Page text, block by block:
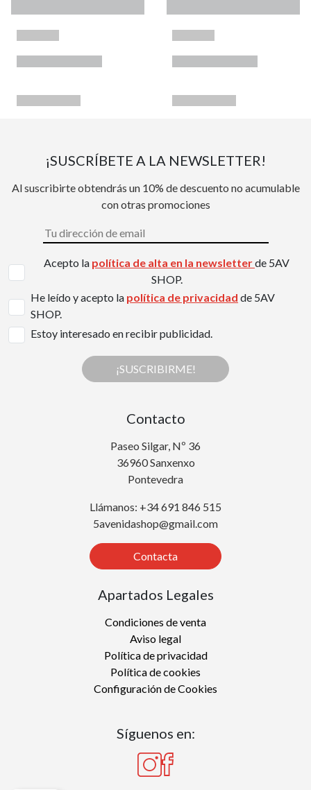
¡SUSCRÍBETE A LA NEWSLETTER!
Al suscribirte obtendrás un 10% de descuento no acumulable
con otras promociones
Acepto la política de alta en la newsletterde 5AV
SHOP.
He leído y acepto la política de privacidad de 5AV
SHOP.
Estoy interesado en recibir publicidad.
¡SUSCRIBIRME!
Contacto
Paseo Silgar, Nº 36
36960 Sanxenxo
Pontevedra
Llámanos: +34 691 846 515
5avenidashop@gmail.com
Contacta
Apartados Legales
Condiciones de venta
Aviso legal
Política de privacidad
Política de cookies
Configuración de Cookies
Síguenos en: